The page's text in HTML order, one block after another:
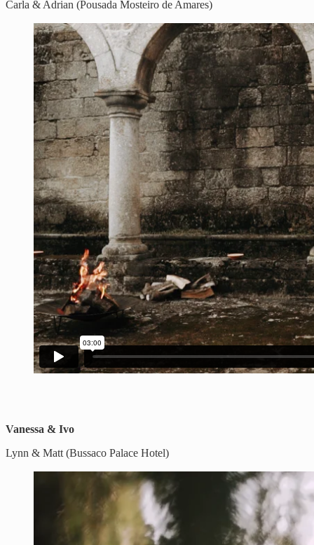
Carla & Adrian (Pousada Mosteiro de Amares)
Vanessa & Ivo
Lynn & Matt (Bussaco Palace Hotel)